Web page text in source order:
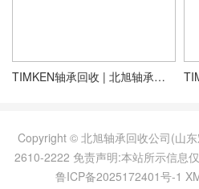
​TIMKEN轴承回收 | 北旭轴承长期收购，价格高于市场行情
Copyright © 北旭轴承回收公司(山
2610-2222 免责声明:本站所示信息
鲁ICP备2025172401号-1